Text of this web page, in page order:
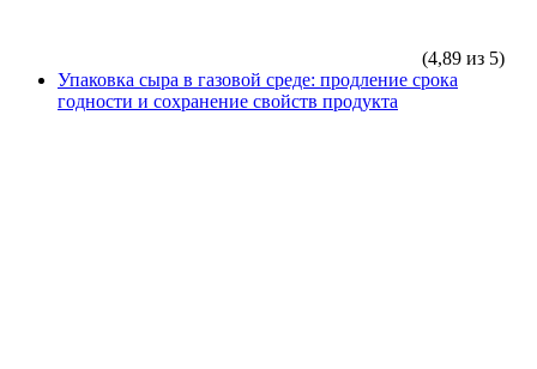
(4,89 из 5)
Упаковка сыра в газовой среде: продление срока
годности и сохранение свойств продукта